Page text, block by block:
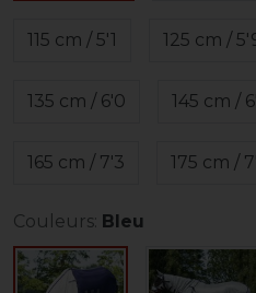
115 cm / 5'1 125 cm /
135 cm / 6'0 145 cm /
165 cm / 7'3 175 cm /
Couleurs: Bleu